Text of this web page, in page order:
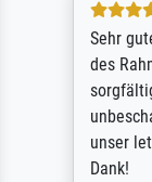
Sehr
des
unser
Dank!